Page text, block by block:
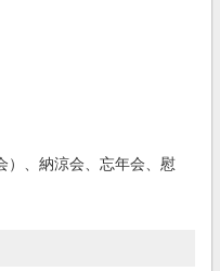
）、納涼会、忘年会、慰